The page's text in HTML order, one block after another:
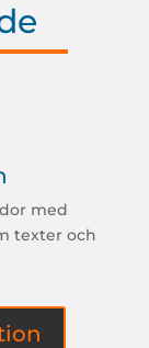
med
texter och